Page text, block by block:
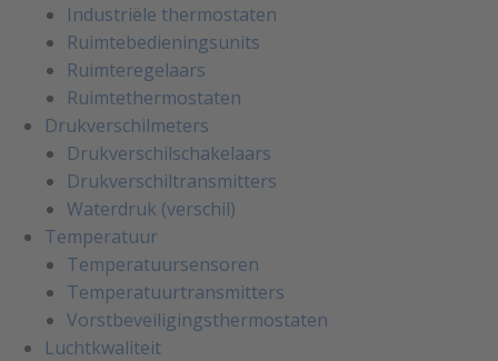
Industriële thermostaten
Ruimtebedieningsunits
Ruimteregelaars
Ruimtethermostaten
Drukverschilmeters
Drukverschilschakelaars
Drukverschiltransmitters
Waterdruk (verschil)
Temperatuur
Temperatuursensoren
Temperatuurtransmitters
Vorstbeveiligingsthermostaten
Luchtkwaliteit